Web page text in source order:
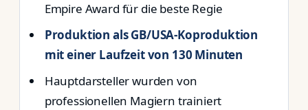
Empire Award für die beste Regie
Produktion als GB/USA-Koproduktion
mit einer Laufzeit von 130 Minuten
Hauptdarsteller wurden von
professionellen Magiern trainiert